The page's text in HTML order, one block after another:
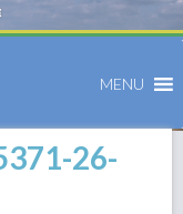
MENU
26-